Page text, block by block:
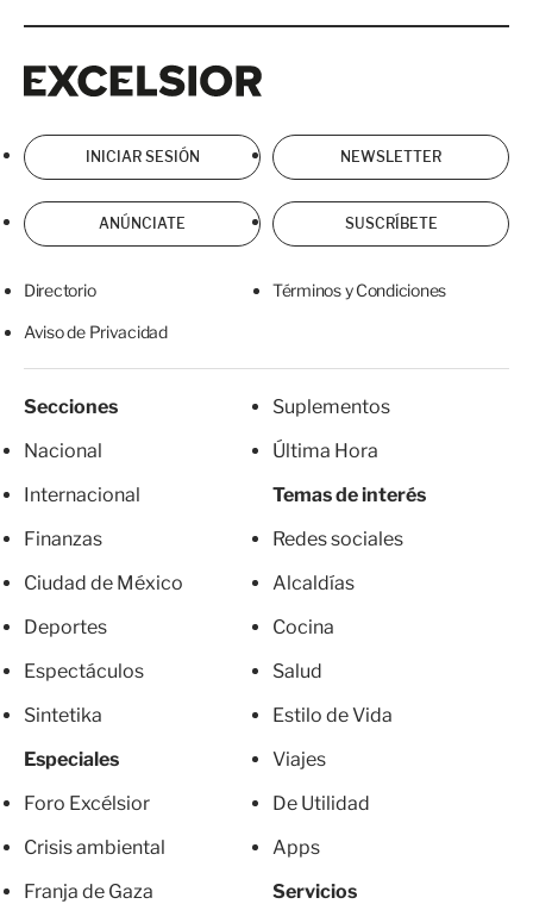
INICIAR SESIÓN NEWSLETTER
ANÚNCIATE SUSCRÍBETE
Directorio Términos y Condiciones
Aviso de Privacidad
Secciones
Nacional
Internacional
Finanzas
Ciudad de México
Deportes
Espectáculos
Sintetika
Especiales
Foro Excélsior
Crisis ambiental
Franja de Gaza
Suplementos
Última Hora
Temas de interés
Redes sociales
Alcaldías
Cocina
Salud
Estilo de Vida
Viajes
De Utilidad
Apps
Servicios